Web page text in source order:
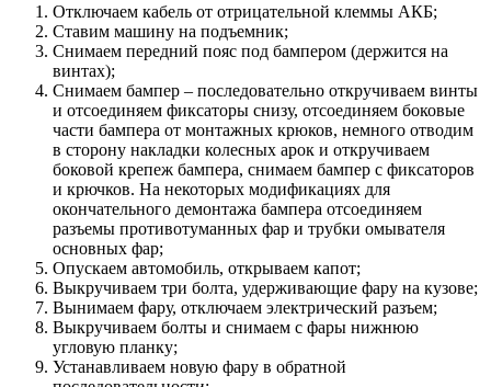
Отключаем кабель от отрицательной клеммы АКБ;
Ставим машину на подъемник;
Снимаем передний пояс под бампером (держится на
винтах);
Снимаем бампер – последовательно откручиваем винты
и отсоединяем фиксаторы снизу, отсоединяем боковые
части бампера от монтажных крюков, немного отводим
в сторону накладки колесных арок и откручиваем
боковой крепеж бампера, снимаем бампер с фиксаторов
и крючков. На некоторых модификациях для
окончательного демонтажа бампера отсоединяем
разъемы противотуманных фар и трубки омывателя
основных фар;
Опускаем автомобиль, открываем капот;
Выкручиваем три болта, удерживающие фару на кузове;
Вынимаем фару, отключаем электрический разъем;
Выкручиваем болты и снимаем с фары нижнюю
угловую планку;
Устанавливаем новую фару в обратной